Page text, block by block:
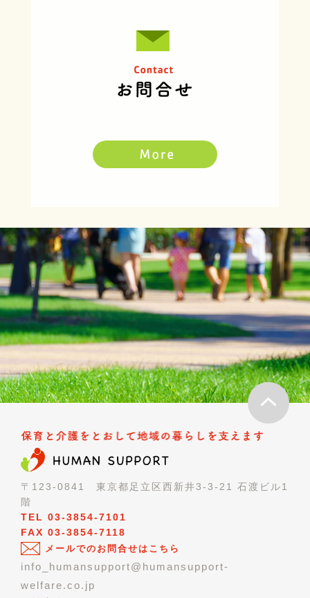
〒123-0841 東京都足立区西新井3-3-21 石渡ビル1
階
TEL 03-3854-7101
FAX 03-3854-7118
メールでのお問合せはこちら
info_humansupport@humansupport-
welfare.co.jp